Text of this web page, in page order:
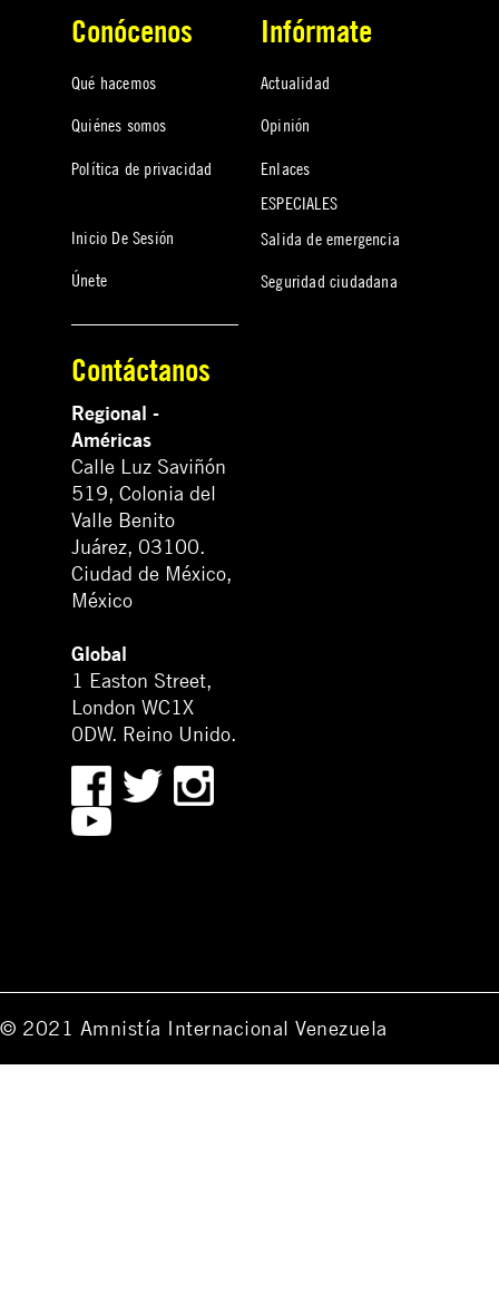
Conócenos
Qué hacemos
Quiénes somos
Política de privacidad
Inicio De Sesión
Únete
Infórmate
Actualidad
Opinión
Enlaces
ESPECIALES
Salida de emergencia
Seguridad ciudadana
Contáctanos
Regional -
Américas
Calle Luz Saviñón
519, Colonia del
Valle Benito
Juárez, 03100.
Ciudad de México,
México
Global
1 Easton Street,
London WC1X
0DW. Reino Unido.
© 2021 Amnistía Internacional Venezuela